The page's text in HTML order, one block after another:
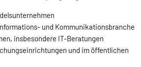
und Kommunikationsbranche
insbesondere IT-Beratungen
und im öffentlichen